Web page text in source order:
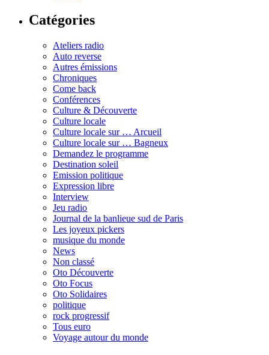
Catégories
Ateliers radio
Auto reverse
Autres émissions
Chroniques
Come back
Conférences
Culture & Découverte
Culture locale
Culture locale sur … Arcueil
Culture locale sur … Bagneux
Demandez le programme
Destination soleil
Emission politique
Expression libre
Interview
Jeu radio
Journal de la banlieue sud de Paris
Les joyeux pickers
musique du monde
News
Non classé
Oto Découverte
Oto Focus
Oto Solidaires
politique
rock progressif
Tous euro
Voyage autour du monde